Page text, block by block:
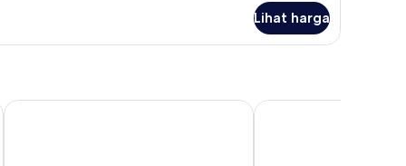
Lihat harga
Novotel Semarang Ibis Styles Semarang